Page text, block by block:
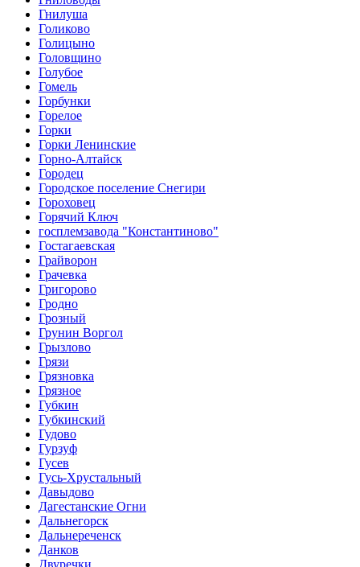
Гнилуша
Голиково
Голицыно
Головщино
Голубое
Гомель
Горбунки
Горелое
Горки
Горки Ленинские
Горно-Алтайск
Городец
Городское поселение Снегири
Гороховец
Горячий Ключ
госплемзавода "Константиново"
Гостагаевская
Грайворон
Грачевка
Григорово
Гродно
Грозный
Грунин Воргол
Грызлово
Грязи
Грязновка
Грязное
Губкин
Губкинский
Гудово
Гурзуф
Гусев
Гусь-Хрустальный
Давыдово
Дагестанские Огни
Дальнегорск
Дальнереченск
Данков
Двуречки